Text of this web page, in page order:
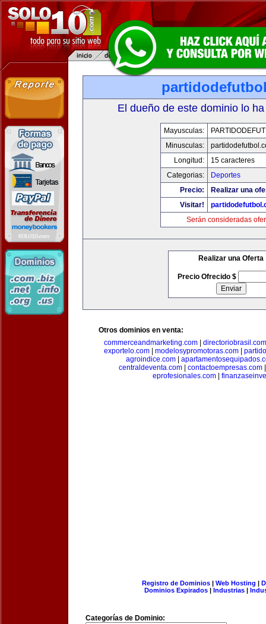
El dueño de este dominio lo
Mayusculas:
Minusculas:
Longitud:
15 caracteres
Categorias:
Deportes
Precio:
Realizar una
Visitar!
Serán consideradas
Realizar una Oferta
Precio Ofrecido $
Otros dominios en venta:
commerceandmarketing.com| directoriobrasil.com
exportelo.com
modelosypromotoras.com
agroindice.com
centraldeventa.com
contactoempresas.com
eprofesionales.com
Registro de Dominios| Web Hosting |
Dominios Expirados | Industrias |
Categorías de Dominio: